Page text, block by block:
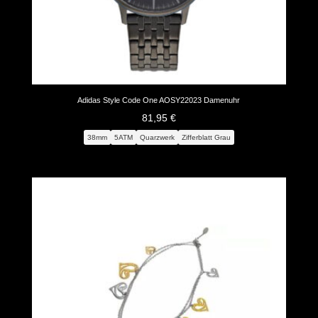
Adidas Style Code One AOSY22023 Damenuhr
81,95 €
38mm 5ATM Quarzwerk Zifferblatt Grau